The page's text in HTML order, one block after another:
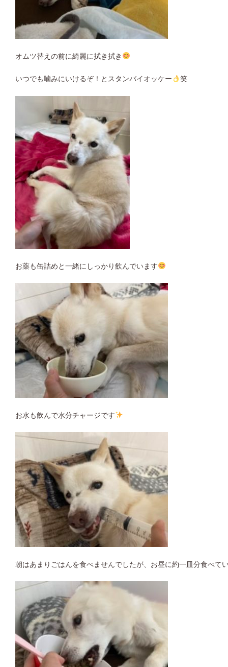
オムツ替えの前に綺麗に拭き拭き
いつでも噛みにいけるぞ！とスタンバイオッケー 笑
お薬も缶詰めと一緒にしっかり飲んでいます
お水も飲んで水分チャージです
朝はあまりごはんを食べませんでしたが、お昼に約一皿分食べて